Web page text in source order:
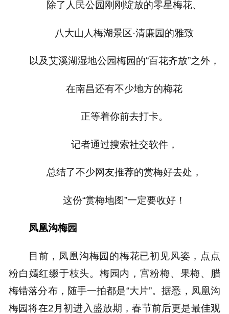
除了人民公园刚刚绽放的零星梅花、
八大山人梅湖景区·清廉园的雅致
以及艾溪湖湿地公园梅园的“百花齐放”之外，
在南昌还有不少地方的梅花
正等着你前去打卡。
记者通过搜索社交软件，
总结了不少网友推荐的赏梅好去处，
这份“赏梅地图”一定要收好！
凤凰沟梅园
目前，凤凰沟梅园的梅花已初见风姿，点点
粉白嫣红缀于枝头。梅园内，宫粉梅、果梅、腊
梅错落分布，随手一拍都是“大片”。据悉，凤凰沟
梅园将在2月初进入盛放期，春节前后更是最佳观